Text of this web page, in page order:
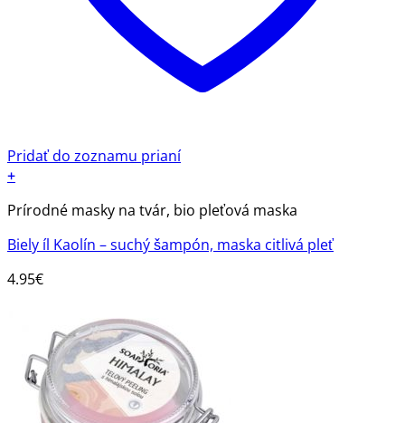
Pridať do zoznamu prianí
+
Prírodné masky na tvár, bio pleťová maska
Biely íl Kaolín – suchý šampón, maska citlivá pleť
4.95€